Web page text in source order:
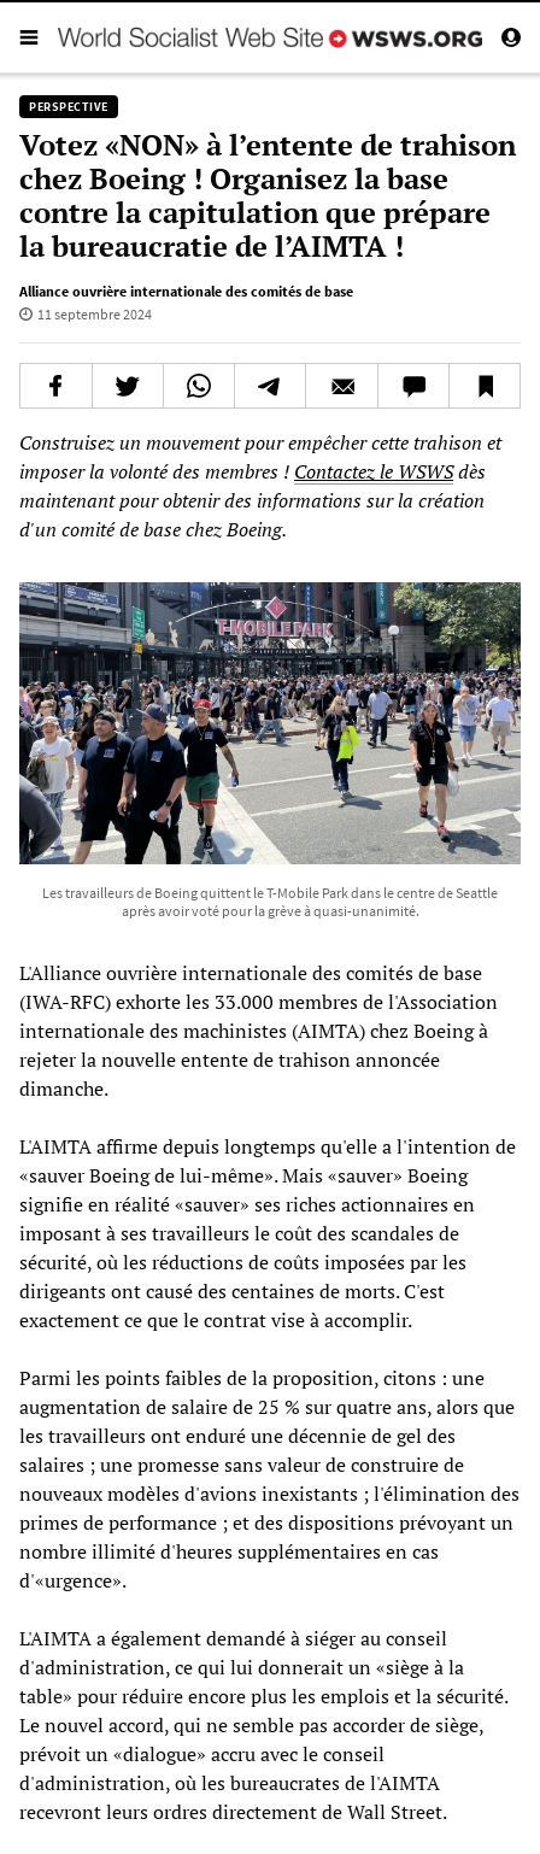
PERSPECTIVE
Votez «NON» à l’entente de trahison
chez Boeing ! Organisez la base
contre la capitulation que prépare
la bureaucratie de l’AIMTA !
Alliance ouvrière internationale des comités de base
11 septembre 2024
Construisez un mouvement pour empêcher cette trahison et
imposer la volonté des membres ! Contactez le WSWSdès
maintenant pour obtenir des informations sur la création
d'un comité de base chez Boeing.
Les travailleurs de Boeing quittent le T-Mobile Park dans le centre de Seattle
après avoir voté pour la grève à quasi-unanimité.
L'Alliance ouvrière internationale des comités de base
(IWA-RFC) exhorte les 33.000 membres de l'Association
internationale des machinistes (AIMTA) chez Boeing à
rejeter la nouvelle entente de trahison annoncée
dimanche.
L'AIMTA affirme depuis longtemps qu'elle a l'intention de
«sauver Boeing de lui-même». Mais «sauver» Boeing
signifie en réalité «sauver» ses riches actionnaires en
imposant à ses travailleurs le coût des scandales de
sécurité, où les réductions de coûts imposées par les
dirigeants ont causé des centaines de morts. C'est
exactement ce que le contrat vise à accomplir.
Parmi les points faibles de la proposition, citons : une
augmentation de salaire de 25 % sur quatre ans, alors que
les travailleurs ont enduré une décennie de gel des
salaires ; une promesse sans valeur de construire de
nouveaux modèles d'avions inexistants ; l'élimination des
primes de performance ; et des dispositions prévoyant un
nombre illimité d'heures supplémentaires en cas
d'«urgence».
L'AIMTA a également demandé à siéger au conseil
d'administration, ce qui lui donnerait un «siège à la
table» pour réduire encore plus les emplois et la sécurité.
Le nouvel accord, qui ne semble pas accorder de siège,
prévoit un «dialogue» accru avec le conseil
d'administration, où les bureaucrates de l'AIMTA
recevront leurs ordres directement de Wall Street.